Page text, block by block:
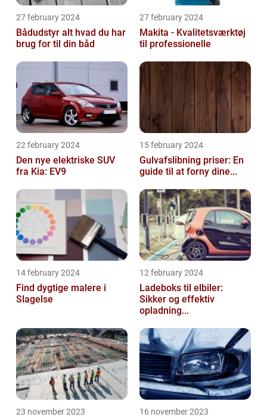
27 february 2024
Bådudstyr alt hvad du har
brug for til din båd
27 february 2024
Makita - Kvalitetsværktøj
til professionelle
22 february 2024
Den nye elektriske SUV
fra Kia: EV9
15 february 2024
Gulvafslibning priser: En
guide til at forny dine...
14 february 2024
Find dygtige malere i
Slagelse
12 february 2024
Ladeboks til elbiler:
Sikker og effektiv
opladning...
23 november 2023 16 november 2023